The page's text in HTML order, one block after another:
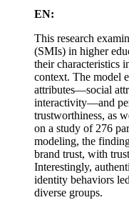
EN:
This research
(SMIs) in higher
their characteristics
context. The model
attributes—social
interactivity—and
trustworthiness, as
on a study of 276
modeling, the
brand trust, with
Interestingly,
identity behaviors
diverse groups.